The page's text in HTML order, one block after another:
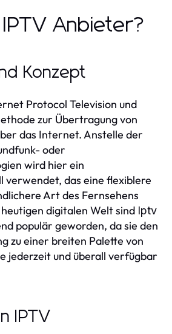
Anbieter?
Konzept
Protocol Television und
zur Übertragung von
das Internet. Anstelle der
oder
wird hier ein
das eine flexiblere
Art des Fernsehens
digitalen Welt sind Iptv
populär geworden, da sie den
zu einer breiten Palette von
jederzeit und überall verfügbar
IPTV